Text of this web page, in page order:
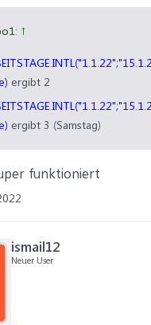
↑
ergibt 2
ergibt 3 (Samstag)
funktioniert
ismail12
Neuer User